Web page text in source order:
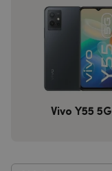
Vivo Y55 5G